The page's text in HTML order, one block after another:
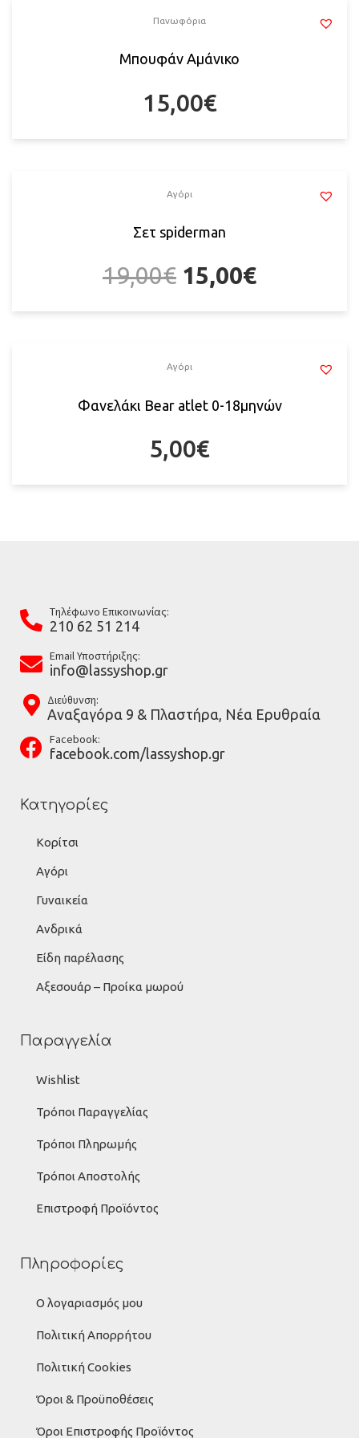
Πανωφόρια
Μπουφάν Αμάνικο
15,00€
Αγόρι
Σετ spiderman
19,00€ 15,00€
Αγόρι
Φανελάκι Bear atlet 0-18μηνών
5,00€
Tηλέφωνο Επικοινωνίας:
210 62 51 214
Email Υποστήριξης:
info@lassyshop.gr
Διεύθυνση:
Αναξαγόρα 9 & Πλαστήρα, Νέα Ερυθραία
Facebook:
facebook.com/lassyshop.gr
Κατηγορίες
Κορίτσι
Αγόρι
Γυναικεία
Ανδρικά
Είδη παρέλασης
Αξεσουάρ – Προίκα μωρού
Παραγγελία
Wishlist
Τρόποι Παραγγελίας
Τρόποι Πληρωμής
Τρόποι Αποστολής
Επιστροφή Προϊόντος
Πληροφορίες
Ο λογαριασμός μου
Πολιτική Απορρήτου
Πολιτική Cookies
Όροι & Προϋποθέσεις
Όροι Επιστροφής Προϊόντος